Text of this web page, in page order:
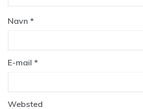
Navn *
E-mail *
Websted